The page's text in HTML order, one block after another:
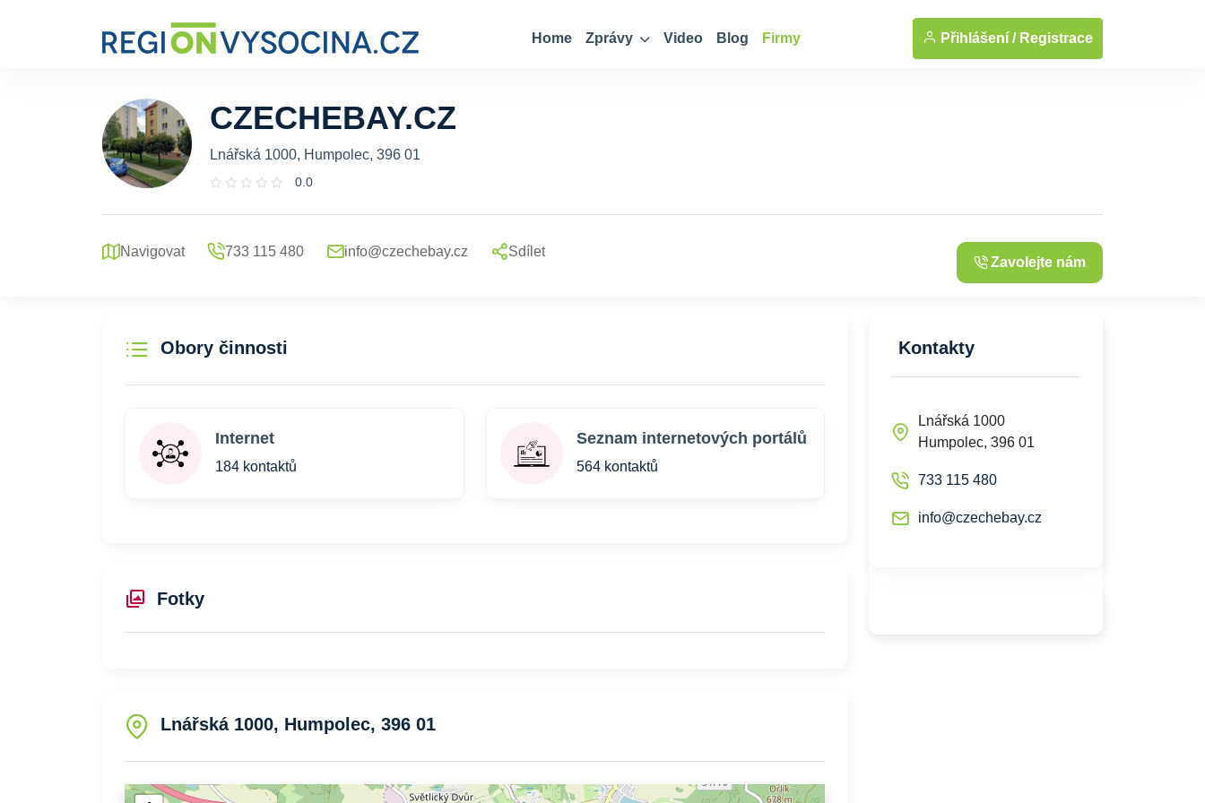
Home Zprávy Video Blog Firmy Přihlášení / Registrace
... Zobrazit fotografie
CZECHEBAY.CZ
Lnářská 1000, Humpolec, 396 01
0.0
Navigovat 733 115 480 info@czechebay.cz Sdílet
Zavolejte nám
Obory činnosti
Internet
184 kontaktů
Seznam internetových portálů
564 kontaktů
Fotky
Lnářská 1000, Humpolec, 396 01
Kontakty
Lnářská 1000
Humpolec, 396 01
733 115 480
info@czechebay.cz